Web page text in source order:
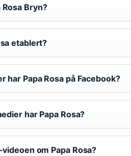
Bryn?
etablert?
har Papa Rosa på Facebook?
har Papa Rosa?
om Papa Rosa?